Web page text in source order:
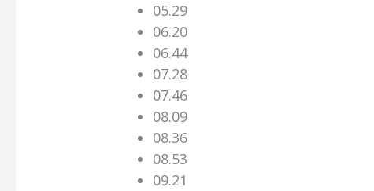
05.29
06.20
06.44
07.28
07.46
08.09
08.36
08.53
09.21